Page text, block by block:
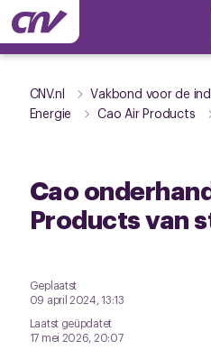
CNV.nl Vakbond voor de
Energie
Cao Air Products
Cao
Products van
Geplaatst
09 april 2024, 13:13
Laatst geüpdatet
17 mei 2026, 20:07